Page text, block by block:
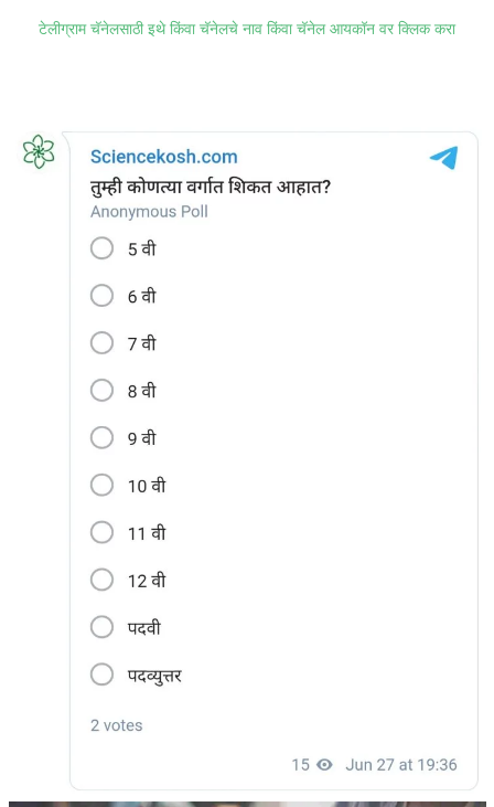
टेलीग्राम चॅनेलसाठी इथे किंवा चॅनेलचे नाव किंवा चॅनेल आयकॉन वर क्लिक करा